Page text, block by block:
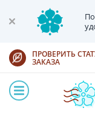
ПРОВЕРИТЬ
ЗАКАЗА